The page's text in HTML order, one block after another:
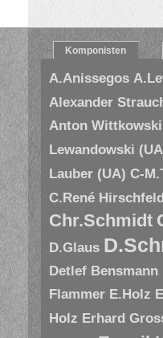
Komponisten
A.Anissegos
Alexander
Anton
Lewandowski
Lauber (UA) C-
C.René
Chr.Schmidt
D.Glaus
Detlef Bensmann
Flammer E.Holz
Holz Erhard